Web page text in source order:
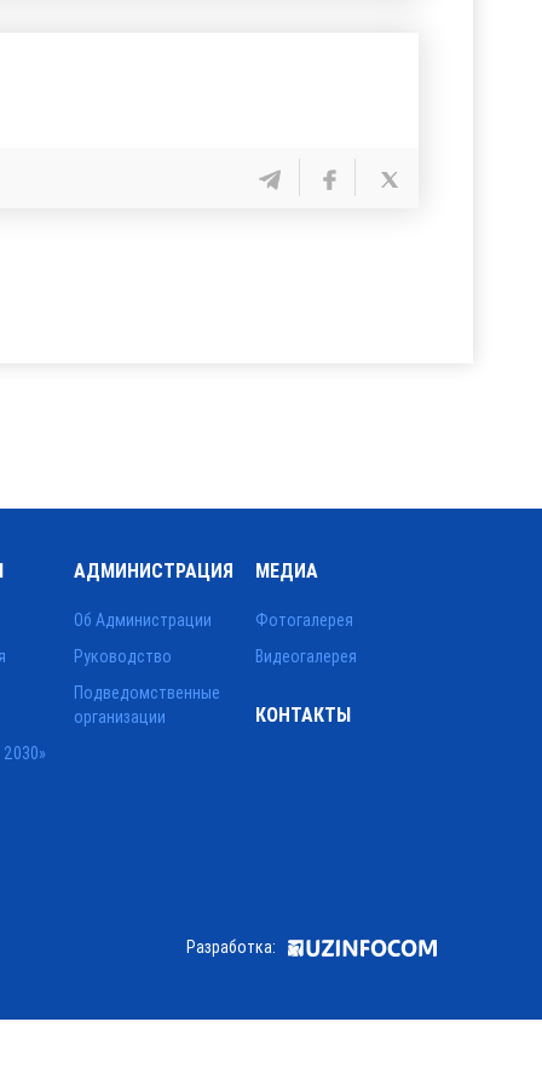
АДМИНИСТРАЦИЯ
Об Администрации
Руководство
Подведомственные
организации
МЕДИА
Фотогалерея
Видеогалерея
КОНТАКТЫ
Разработка: